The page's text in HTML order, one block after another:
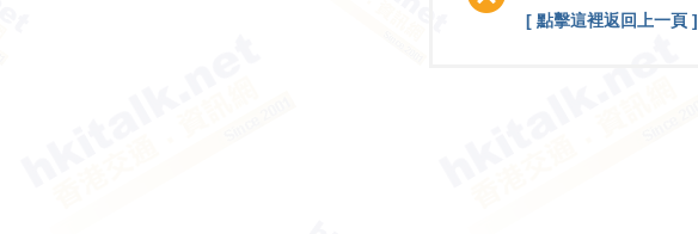
[ 點擊這裡返回上一頁 ]